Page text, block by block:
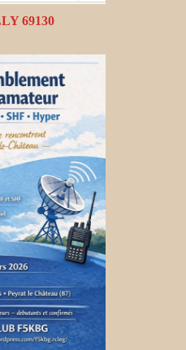
69130